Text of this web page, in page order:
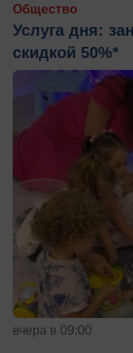
Общество
Услуга дня:
скидкой 50%*
вчера в 09:00